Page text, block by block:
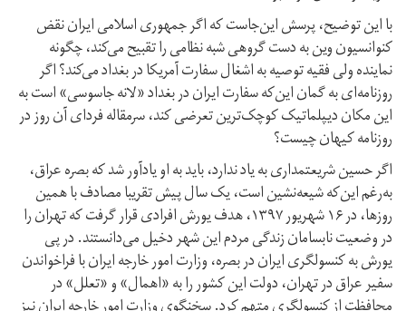
با این توضیح، پرسش این‌جاست که اگر جمهوری اسلامی ایران نقض
کنوانسیون وین به دست گروهی شبه نظامی را تقبیح می‌کند، چگونه
نماینده ولی فقیه توصیه به اشغال سفارت آمریکا در بغداد می‌کند؟ اگر
روزنامه‌ای به گمان این‌که سفارت ایران در بغداد «لانه جاسوسی» است به
این مکان دیپلماتیک کوچک‌ترین تعرضی کند، سرمقاله فردای آن روز در
روزنامه کیهان چیست؟
اگر حسین شریعتمداری به یاد ندارد، باید به او یادآور شد که بصره عراق،
به‌رغم این‌که شیعه‌نشین است، یک سال پیش تقریبا مصادف با همین
روزها، در ۱۶ شهریور ۱۳۹۷، هدف یورش افرادی قرار گرفت که تهران را
در وضعیت نابسامان زندگی مردم این شهر دخیل می‌دانستند. در پی
یورش به کنسولگری ایران در بصره، وزارت امور خارجه ایران با فراخواندن
سفیر عراق در تهران، دولت این کشور را به «اهمال‌» و «تعلل» در